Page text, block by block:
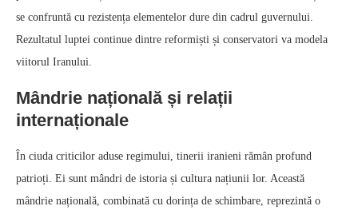
se confruntă cu rezistența elementelor dure din cadrul guvernului.
Rezultatul luptei continue dintre reformiști și conservatori va modela
viitorul Iranului.
Mândrie națională și relații
internaționale
În ciuda criticilor aduse regimului, tinerii iranieni rămân profund
patrioți. Ei sunt mândri de istoria și cultura națiunii lor. Această
mândrie națională, combinată cu dorința de schimbare, reprezintă o